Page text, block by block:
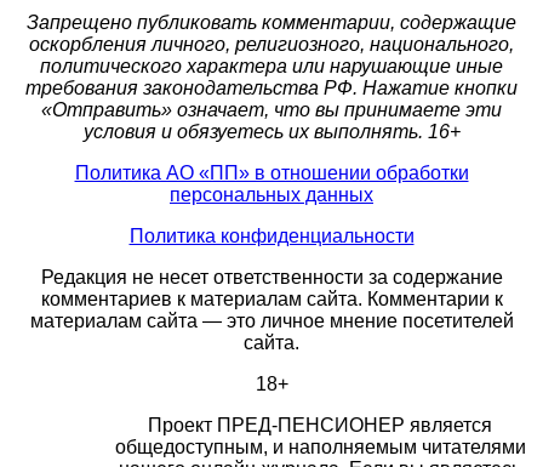
Запрещено публиковать комментарии, содержащие
оскорбления личного, религиозного, национального,
политического характера или нарушающие иные
требования законодательства РФ. Нажатие кнопки
«Отправить» означает, что вы принимаете эти
условия и обязуетесь их выполнять. 16+
Политика АО «ПП» в отношении обработки
персональных данных
Политика конфиденциальности
Редакция не несет ответственности за содержание
комментариев к материалам сайта. Комментарии к
материалам сайта — это личное мнение посетителей
сайта.
18+
Проект ПРЕД-ПЕНСИОНЕР является
общедоступным, и наполняемым читателями